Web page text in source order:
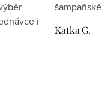
i
šampaňské
Katka G.